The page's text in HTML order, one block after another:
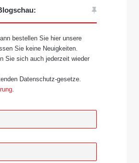
bestellen Sie hier unsere
Sie keine Neuigkeiten.
Sie sich auch jederzeit wieder
Datenschutz-gesetze.